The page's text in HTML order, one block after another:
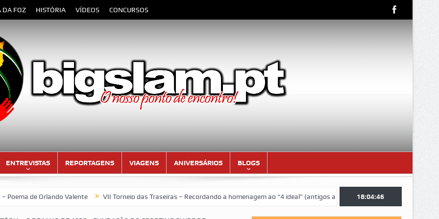
DA FOZ HISTÓRIA VÍDEOS CONCURSOS
ENTREVISTAS REPORTAGENS VIAGENS ANIVERSÁRIOS BLOGS
Valente VII Torneio das Traseiras – Recordando a homenagem ao “4 ideal” (antigos atletas “moçambicanos” do GCF da época 1976/77)
18:04:48